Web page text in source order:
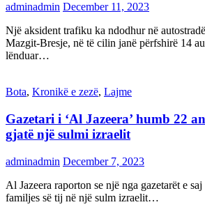
adminadmin December 11, 2023
Një aksident trafiku ka ndodhur në
Mazgit-Bresje, në të cilin janë përfshirë 14
lënduar…
Bota, Kronikë e zezë, Lajme
Gazetari i ‘Al Jazeera’ humb 22
gjatë një sulmi izraelit
adminadmin December 7, 2023
Al Jazeera raporton se një nga gazetarët e
familjes së tij në një sulm izraelit…